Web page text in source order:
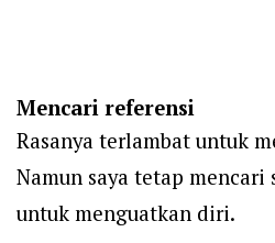
Mencari referensi
Rasanya terlambat untuk
Namun saya tetap mencari
untuk menguatkan diri.